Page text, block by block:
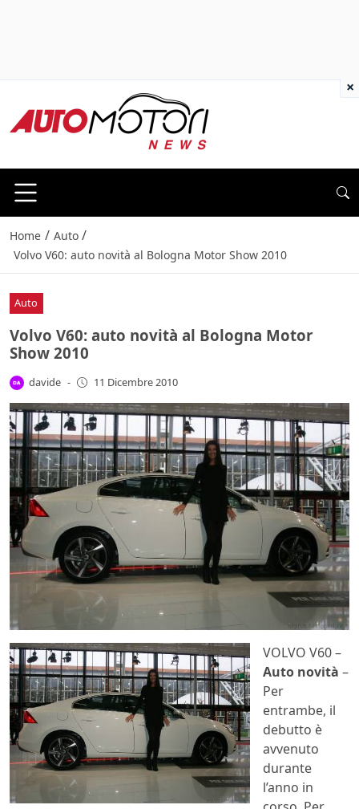
Home / Auto /
Volvo V60: auto novità al Bologna Motor Show 2010
Auto
Volvo V60: auto novità al Bologna Motor
Show 2010
davide - 11 Dicembre 2010
VOLVO V60 –
Auto novità –
Per
entrambe, il
debutto è
avvenuto
durante
l’anno in
×